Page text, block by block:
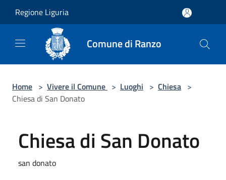
Regione Liguria
Comune di Ranzo
Home > Vivere il Comune > Luoghi > Chiesa >
Chiesa di San Donato
Chiesa di San Donato
san donato